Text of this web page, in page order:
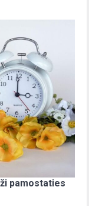
pamostaties